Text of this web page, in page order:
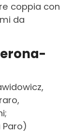
coppia con
da